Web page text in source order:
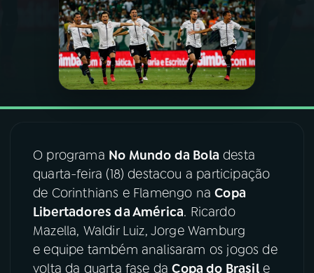
PODCASTS
VIDEOCASTS
08 FESTIVAL DE MÚSICA
ACOMPANHE A RÁDIO NACIONAL
YouTube Facebook
O programa No Mundo da Bola desta
quarta-feira (18) destacou a participação
de Corinthians e Flamengo naCopa
Libertadores da América. Ricardo
Mazella, Waldir Luiz, Jorge Wamburg
e equipe também analisaram os jogos de
volta da quarta fase daCopa do Brasile